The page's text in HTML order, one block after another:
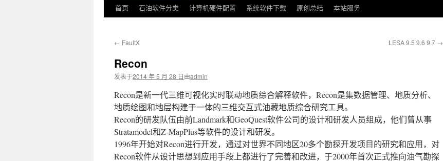
首页 石油软件分类 计算机硬件配置 系统软件下载 原创总结 本站服务
← FaultX LESA 9.5 9.6 9.7 →
Recon
发表于2014 年 5 月 28 日由admin
Recon是新一代三维可视化实时联动地质综合解释软件，Recon是集数据管理、地质分析、
地质绘图和地层构建于一体的三维交互式油藏地质综合研究工具。
Recon的研发队伍由前Landmark和GeoQuest软件公司的设计和研发人员组成，他们曾从事
Stratamodel和Z-MapPlus等软件的设计和研发。
1996年开始对Recon进行开发，通过对世界不同地区20多个勘探开发项目的研究和应用，对
Recon软件从设计思想到应用手段上都进行了完善和改进，于2000年首次正式推向油气勘探